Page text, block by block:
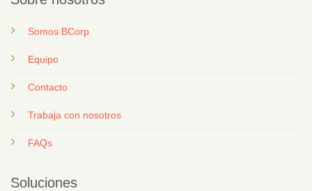
Somos BCorp
Equipo
Contacto
Trabaja con nosotros
FAQs
Soluciones